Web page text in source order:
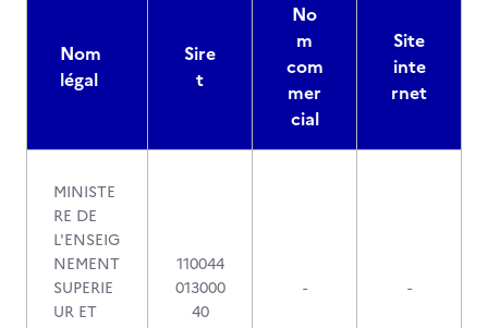
Nom
légal
Sire
t
No
m
com
mer
cial
Site
inte
rnet
MINISTE
RE DE
L'ENSEIG
NEMENT
SUPERIE
UR ET
110044
013000
40
- -